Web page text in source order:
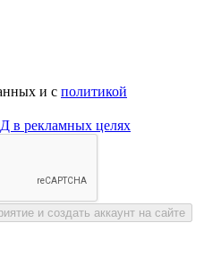
и с политикой
в рекламных целях
и создать аккаунт на сайте